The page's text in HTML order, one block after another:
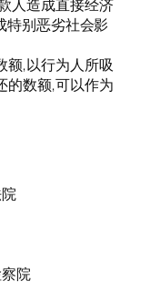
人造成直接经济
特别恶劣社会影
额,以行为人所吸
的数额,可以作为
院